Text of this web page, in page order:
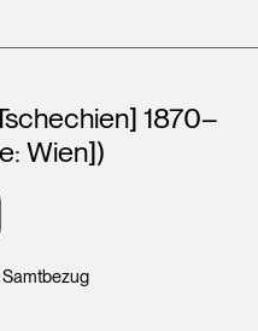
1870–
Wien])